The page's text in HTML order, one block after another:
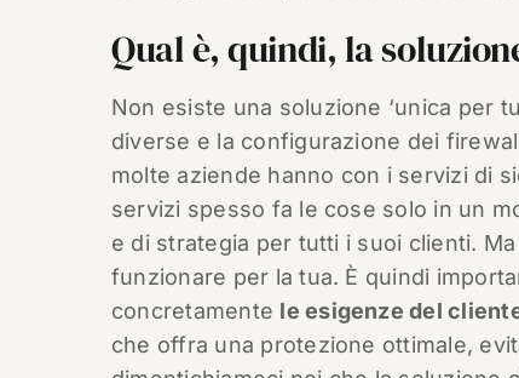
Qual è, quindi, la
Non esiste una soluzione ‘unica per
diverse e la configurazione dei
molte aziende hanno con i servizi di
servizi spesso fa le cose solo in un
e di strategia per tutti i suoi clienti.
funzionare per la tua. È quindi
concretamente le esigenze del
che offra una protezione ottimale,